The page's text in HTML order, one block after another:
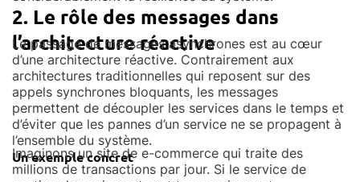
2. Le rôle des messages dans
l’architecture réactive
Le passage de messages asynchrones est au cœur
d’une architecture réactive. Contrairement aux
architectures traditionnelles qui reposent sur des
appels synchrones bloquants, les messages
permettent de découpler les services dans le temps et
d’éviter que les pannes d’un service ne se propagent à
l’ensemble du système.
Un exemple concret
Imaginons un site de e-commerce qui traite des
millions de transactions par jour. Si le service de